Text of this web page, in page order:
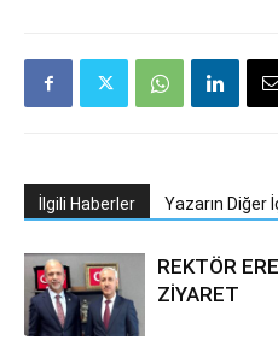
İlgili Haberler Yazarın Diğer
REKTÖR
ZİYARET